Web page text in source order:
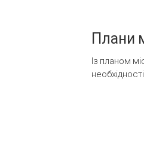
Плани
Із планом